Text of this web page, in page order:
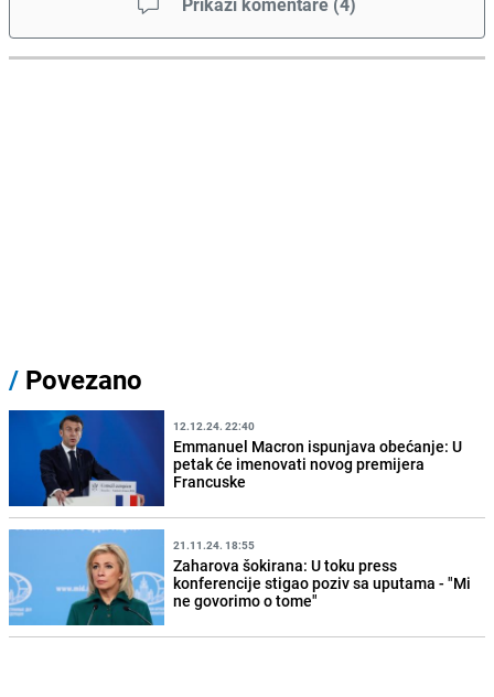
/ Povezano
12.12.24. 22:40
Emmanuel Macron ispunjava obećanje: U
petak će imenovati novog premijera
Francuske
21.11.24. 18:55
Zaharova šokirana: U toku press
konferencije stigao poziv sa uputama - "Mi
ne govorimo o tome"